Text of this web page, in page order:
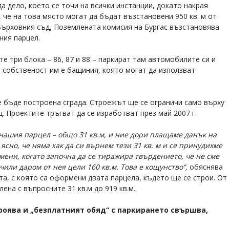
което се точи на всички инстанции, докато накрая
на това място могат да бъдат възстановени 950 кв. м от
съд, Поземлената комисия на Бургас възстановява
парцел.
три блока – 86, 87 и 88 – паркират там автомобилите си и
им е бащиния, която могат да използват
построена сграда. Строежът ще се ограничи само върху
тръгват да се изработват през май 2007 г.
нашия парцел – общо 31 кв.м, и ние дори плащаме данък на
че няма как да си върнем тези 31 кв. м и се принудихме
когато започна да се тиражира твърдението, че не сме
даром от нея цели 160 кв.м. Това е кощунство“, обяснява
с която са оформени двата парцела, където ще се строи. От
с въпросните 31 кв.м до 919 кв.м.
и „безплатният обяд“ с паркирането свършва,